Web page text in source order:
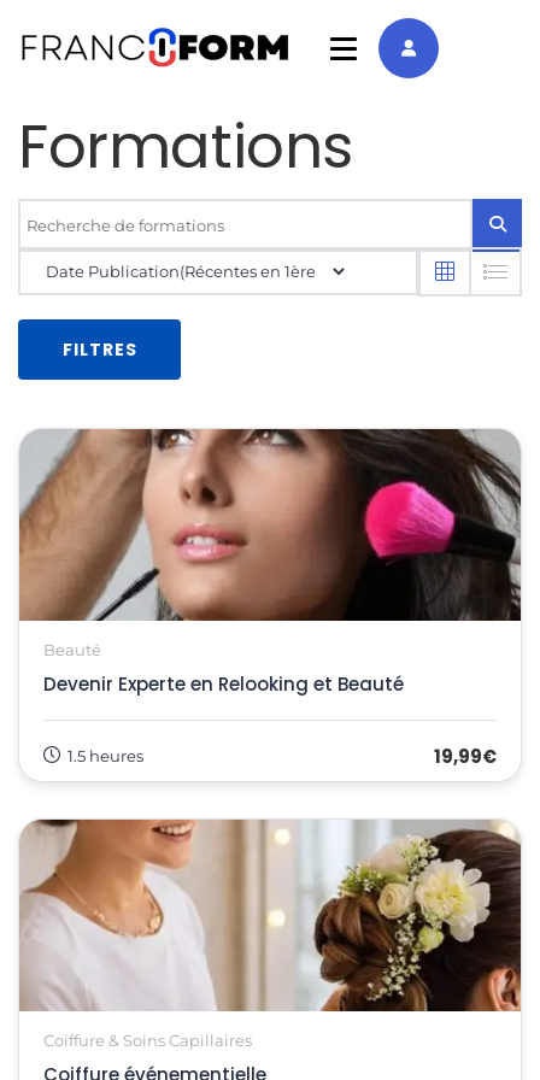
Formations
FILTRES
Beauté
Devenir Experte en Relooking et Beauté
1.5 heures 19,99€
Coiffure & Soins Capillaires
Coiffure événementielle